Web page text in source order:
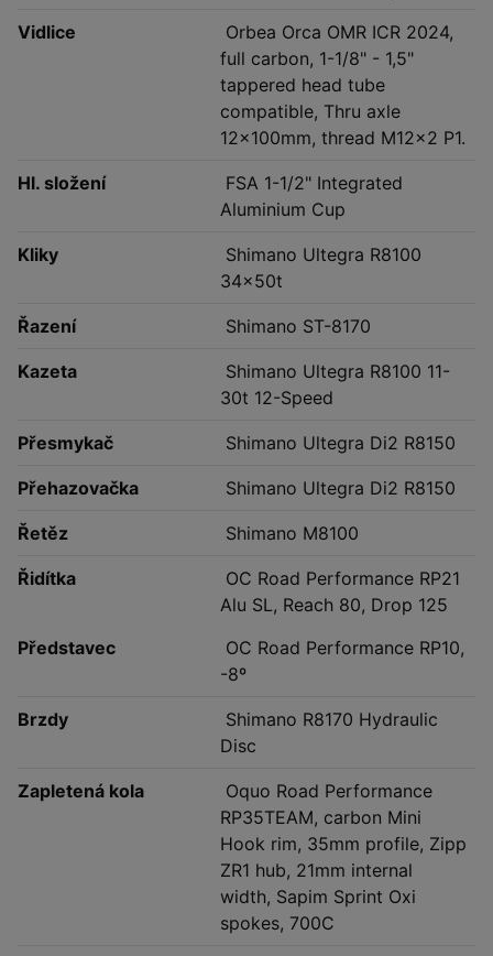
Vidlice
Orbea Orca OMR ICR 2024,
full carbon, 1-1/8" - 1,5"
tappered head tube
compatible, Thru axle
12x100mm, thread M12x2 P1.
Hl. složení
FSA 1-1/2" Integrated
Aluminium Cup
Kliky
Shimano Ultegra R8100
34x50t
Řazení Shimano ST-8170
Kazeta
Shimano Ultegra R8100 11-
30t 12-Speed
Přesmykač Shimano Ultegra Di2 R8150
Přehazovačka Shimano Ultegra Di2 R8150
Řetěz Shimano M8100
Řidítka
OC Road Performance RP21
Alu SL, Reach 80, Drop 125
Představec
OC Road Performance RP10,
-8º
Brzdy
Shimano R8170 Hydraulic
Disc
Zapletená kola
Oquo Road Performance
RP35TEAM, carbon Mini
Hook rim, 35mm profile, Zipp
ZR1 hub, 21mm internal
width, Sapim Sprint Oxi
spokes, 700C